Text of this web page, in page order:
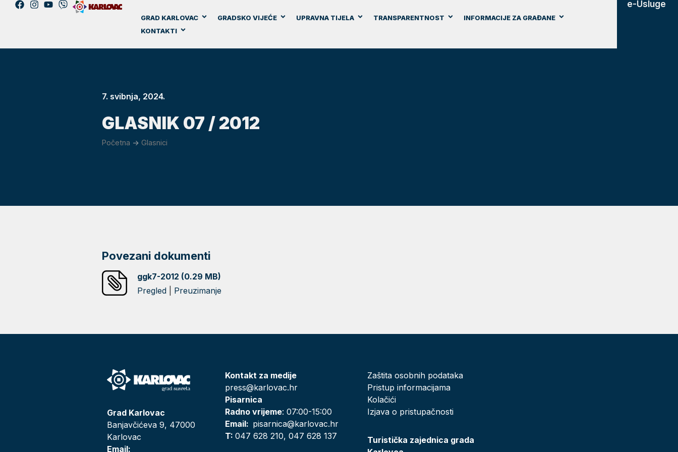
GRAD KARLOVAC GRADSKO VIJEĆE UPRAVNA TIJELA TRANSPARENTNOST
INFORMACIJE ZA GRAĐANE
KONTAKTI
e-Usluge
7. svibnja, 2024.
GLASNIK 07 / 2012
Početna -> Glasnici
Povezani dokumenti
ggk7-2012 (0.29 MB)
Pregled
Preuzimanje
Grad Karlovac
Banjavčićeva 9, 47000
Karlovac
Email:
Kontakt za medije
press@karlovac.hr
Pisarnica
Radno vrijeme: 07:00-15:00
Email: pisarnica@karlovac.hr
T:047 628 210, 047 628 137
Zaštita osobnih podataka
Pristup informacijama
Kolačići
Izjava o pristupačnosti
Turistička zajednica grada